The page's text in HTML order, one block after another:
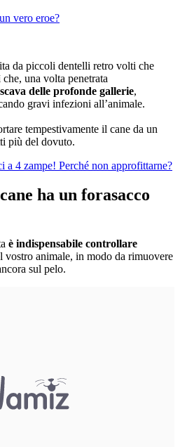
vero eroe?
da piccoli dentelli retro volti che
una volta penetrata
scava delle profonde gallerie,
gravi infezioni all’animale.
tempestivamente il cane da un
più del dovuto.
4 zampe! Perché non approfittarne?
ha un forasacco
è indispensabile controllare
vostro animale, in modo da rimuovere
sul pelo.